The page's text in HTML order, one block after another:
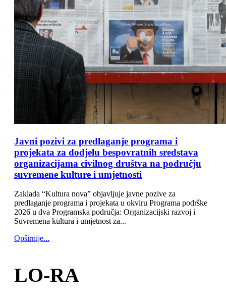
Javni pozivi za predlaganje programa i
projekata za dodjelu bespovratnih sredstava
organizacijama civilnog društva na području
suvremene kulture i umjetnosti
Zaklada “Kultura nova” objavljuje javne pozive za
predlaganje programa i projekata u okviru Programa podrške
2026 u dva Programska područja: Organizacijski razvoj i
Suvremena kultura i umjetnost za...
Opširnije...
LO-RA